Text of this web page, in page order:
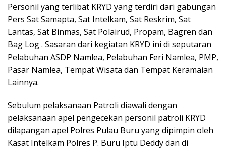
Personil yang terlibat KRYD yang terdiri dari gabungan
Pers Sat Samapta, Sat Intelkam, Sat Reskrim, Sat
Lantas, Sat Binmas, Sat Polairud, Propam, Bagren dan
Bag Log . Sasaran dari kegiatan KRYD ini di seputaran
Pelabuhan ASDP Namlea, Pelabuhan Feri Namlea, PMP,
Pasar Namlea, Tempat Wisata dan Tempat Keramaian
Lainnya.
Sebulum pelaksanaan Patroli diawali dengan
pelaksanaan apel pengecekan personil patroli KRYD
dilapangan apel Polres Pulau Buru yang dipimpin oleh
Kasat Intelkam Polres P. Buru Iptu Deddy dan di